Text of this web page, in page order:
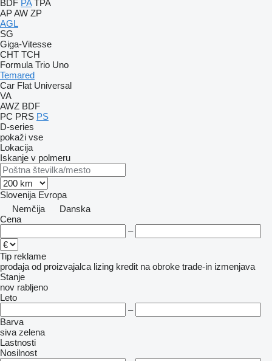
BDF PA TPA
APAW ZP
AGL
SG
Giga-Vitesse
CHT TCH
Formula Trio Uno
Temared
Car Flat Universal
VA
AWZ BDF
PC PRS PS
D-series
pokaži vse
Lokacija
Iskanje v polmeru
Slovenija Evropa
Nemčija
Danska
Cena
–
Tip reklame
prodaja od proizvajalca lizing kredit na obroke trade-in izmenjava
Stanje
nov rabljeno
Leto
–
Barva
siva zelena
Lastnosti
Nosilnost